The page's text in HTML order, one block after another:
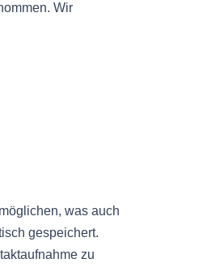
Wir
was auch
gespeichert.
zu